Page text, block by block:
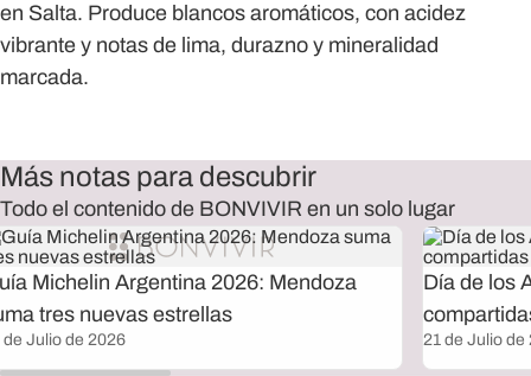
en Salta. Produce blancos aromáticos, con acidez
vibrante y notas de lima, durazno y mineralidad
marcada.
Más notas para descubrir
Todo el contenido de BONVIVIR en un solo lugar
Michelin Argentina 2026: Mendoza
tres nuevas estrellas
de Julio de 2026
Día de los
21 de Julio de